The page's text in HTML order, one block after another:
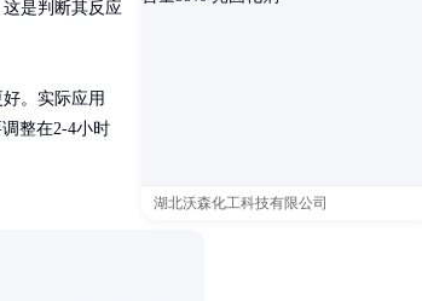
湖北沃森化工科技有限公司
是判断其反应
。实际应用
整在2-4小时